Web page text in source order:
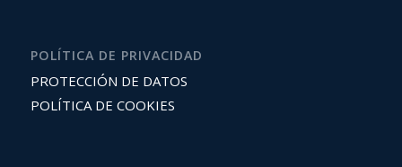
POLÍTICA DE PRIVACIDAD
PROTECCIÓN DE DATOS
POLÍTICA DE COOKIES